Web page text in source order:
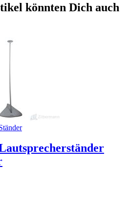
könnten Dich auch